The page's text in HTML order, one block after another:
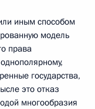
иным способом
модель
права
государства,
это отказ
многообразия